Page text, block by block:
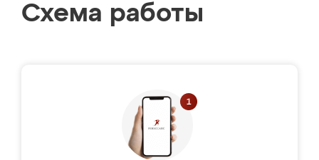
Схема работы